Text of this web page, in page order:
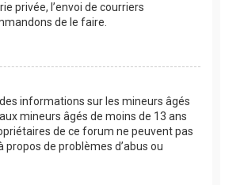
privée, l’envoi de courriers
de le faire.
informations sur les mineurs âgés
mineurs âgés de moins de 13 ans
de ce forum ne peuvent pas
de problèmes d’abus ou